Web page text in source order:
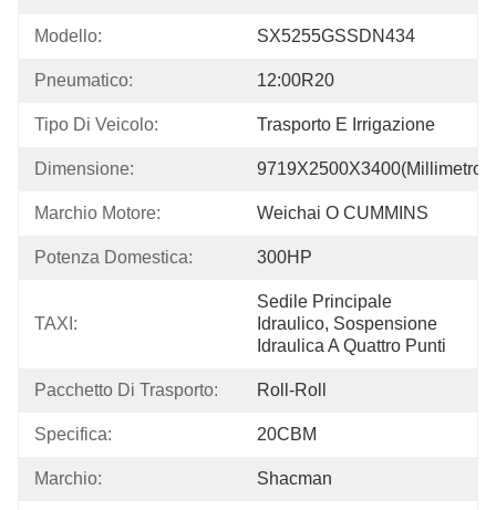
Modello: SX5255GSSDN434
Pneumatico: 12:00R20
Tipo Di Veicolo: Trasporto E Irrigazione
Dimensione: 9719X2500X3400(millimetro)
Marchio Motore: Weichai O CUMMINS
Potenza Domestica: 300HP
TAXI:
Sedile Principale
Idraulico, Sospensione
Idraulica A Quattro Punti
Pacchetto Di Trasporto: Roll-Roll
Specifica: 20CBM
Marchio: Shacman